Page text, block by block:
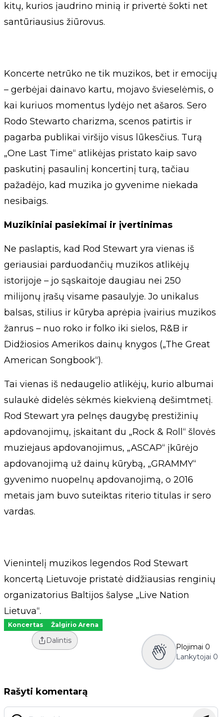
kitų, kurios įaudrino minią ir privertė šokti net
santūriausius žiūrovus.
Koncerte netrūko ne tik muzikos, bet ir emocijų
– gerbėjai dainavo kartu, mojavo švieselėmis, o
kai kuriuos momentus lydėjo net ašaros. Sero
Rodo Stewarto charizma, scenos patirtis ir
pagarba publikai viršijo visus lūkesčius. Turą
„One Last Time“ atlikėjas pristato kaip savo
paskutinį pasaulinį koncertinį turą, tačiau
pažadėjo, kad muzika jo gyvenime niekada
nesibaigs.
Muzikiniai pasiekimai ir įvertinimas
Ne paslaptis, kad Rod Stewart yra vienas iš
geriausiai parduodančių muzikos atlikėjų
istorijoje – jo sąskaitoje daugiau nei 250
milijonų įrašų visame pasaulyje. Jo unikalus
balsas, stilius ir kūryba aprėpia įvairius muzikos
žanrus – nuo roko ir folko iki sielos, R&B ir
Didžiosios Amerikos dainų knygos („The Great
American Songbook“).
Tai vienas iš nedaugelio atlikėjų, kurio albumai
sulaukė didelės sėkmės kiekvieną dešimtmetį.
Rod Stewart yra pelnęs daugybę prestižinių
apdovanojimų, įskaitant du „Rock & Roll“ šlovės
muziejaus apdovanojimus, „ASCAP“ įkūrėjo
apdovanojimą už dainų kūrybą, „GRAMMY“
gyvenimo nuopelnų apdovanojimą, o 2016
metais jam buvo suteiktas riterio titulas ir sero
vardas.
Vienintelį muzikos legendos Rod Stewart
koncertą Lietuvoje pristatė didžiausias renginių
organizatorius Baltijos šalyse „Live Nation
Lietuva“.
Koncertas Žalgirio Arena
Dalintis
Plojimai 0
Lankytojai 0
Rašyti komentarą